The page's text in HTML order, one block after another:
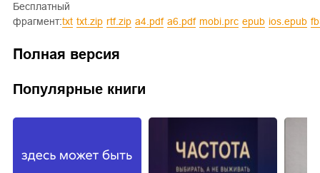
Бесплатный
фрагмент:txt txt.zip rtf.zip a4.pdf a6.pdf mobi.prc epub ios.epub
Полная версия
Популярные книги